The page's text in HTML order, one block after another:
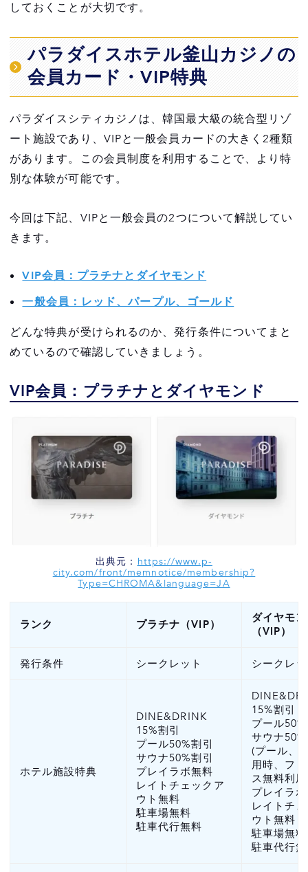
しておくことが大切です。
パラダイスホテル釜山カジノの
会員カード・VIP特典
パラダイスシティカジノは、韓国最大級の統合型リゾ
ート施設であり、VIPと一般会員カードの大きく2種類
があります。この会員制度を利用することで、より特
別な体験が可能です。
今回は下記、VIPと一般会員の2つについて解説してい
きます。
VIP会員：プラチナとダイヤモンド
一般会員：レッド、パープル、ゴールド
どんな特典が受けられるのか、発行条件についてまと
めているので確認していきましょう。
VIP会員：プラチナとダイヤモンド
出典元： https://www.p-
city.com/front/memnotice/membership?
Type=CHROMA&language=JA
ランク プラチナ（VIP）
ダイヤモ
（VIP）
発行条件 シークレット シークレ
ホテル施設特典
DINE&DRINK
15%割引
プール50%割引
サウナ50%割引
プレイラボ無料
レイトチェックア
ウト無料
駐車場無料
駐車代行無料
15%割引
プール
サウナ
(プール、
用時、フ
ス無料利
プレイラ
レイトチ
ウト無料
駐車場無料
駐車代行